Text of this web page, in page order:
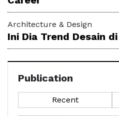
Architecture & Design
Ini Dia Trend Desain
Publication
Recent